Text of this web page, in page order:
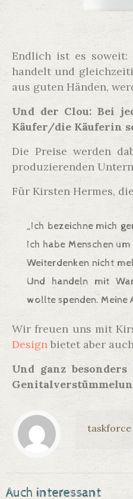
Endlich ist es soweit:
handelt und
aus guten Händen,
Und der Clou: Bei
Käufer/die Käuferin
Die Preise werden
produzierenden
Für Kirsten Hermes,
„Ich bezeichne mich
Ich habe Menschen
Weiterdenken nicht
Und handeln mit
wollte spenden. Meine
Wir freuen uns mit
Designbietet aber
Und ganz
taskforce
Auch interessant